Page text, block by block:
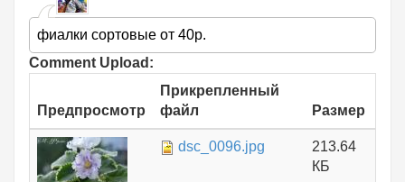
фиалки сортовые от 40р.
Comment Upload:
Предпросмотр
Прикрепленный
файл
Размер
dsc_0096.jpg
213.64
КБ